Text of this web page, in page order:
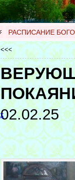
РАСПИСАНИЕ
<<<
02.02.25